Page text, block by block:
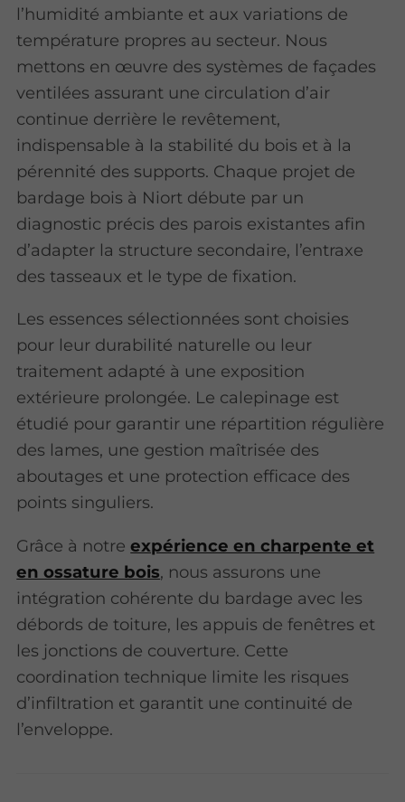
l’humidité ambiante et aux variations de
température propres au secteur. Nous
mettons en œuvre des systèmes de façades
ventilées assurant une circulation d’air
continue derrière le revêtement,
indispensable à la stabilité du bois et à la
pérennité des supports. Chaque projet de
bardage bois à Niort débute par un
diagnostic précis des parois existantes afin
d’adapter la structure secondaire, l’entraxe
des tasseaux et le type de fixation.
Les essences sélectionnées sont choisies
pour leur durabilité naturelle ou leur
traitement adapté à une exposition
extérieure prolongée. Le calepinage est
étudié pour garantir une répartition régulière
des lames, une gestion maîtrisée des
aboutages et une protection efficace des
points singuliers.
Grâce à notreexpérience en charpente et
en ossature bois, nous assurons une
intégration cohérente du bardage avec les
débords de toiture, les appuis de fenêtres et
les jonctions de couverture. Cette
coordination technique limite les risques
d’infiltration et garantit une continuité de
l’enveloppe.